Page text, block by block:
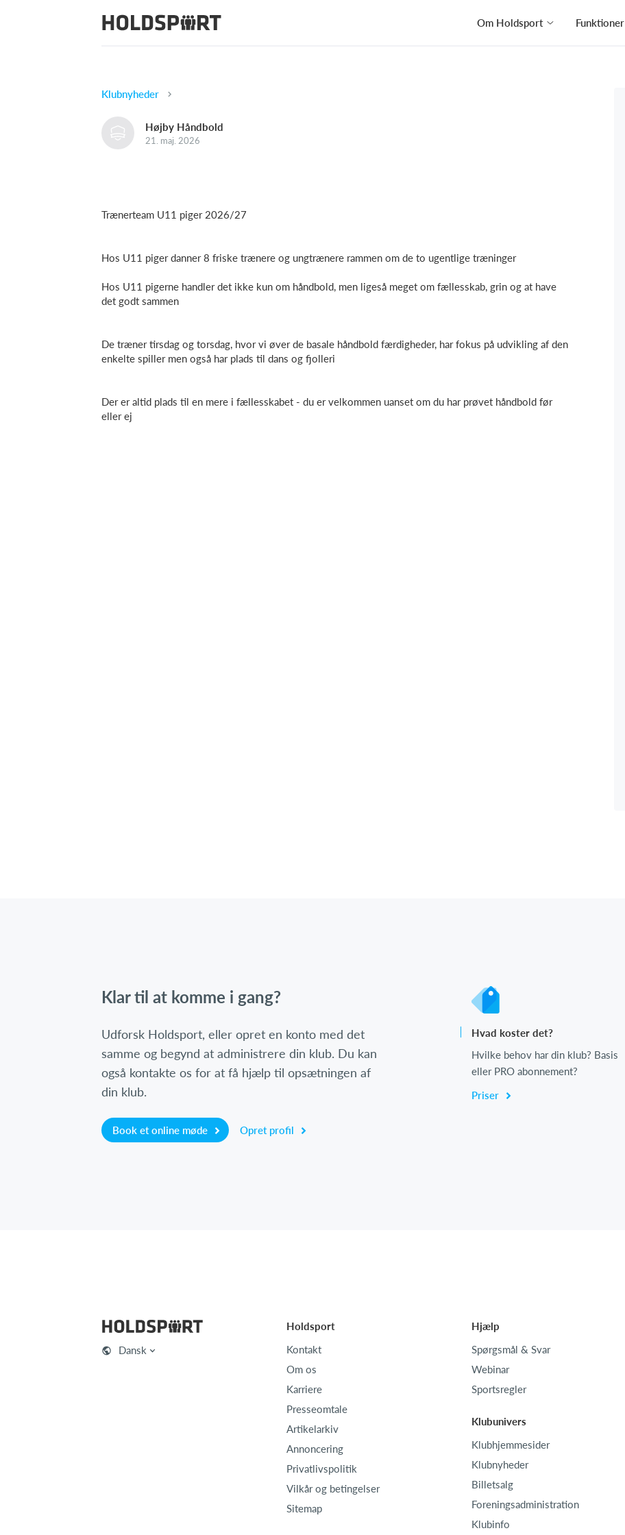
Om Holdsport Funktioner
Klubnyheder
Højby Håndbold
21. maj. 2026
Trænerteam U11 piger 2026/27
Hos U11 piger danner 8 friske trænere og ungtrænere rammen om de to ugentlige træninger
Hos U11 pigerne handler det ikke kun om håndbold, men ligeså meget om fællesskab, grin og at have
det godt sammen
De træner tirsdag og torsdag, hvor vi øver de basale håndbold færdigheder, har fokus på udvikling af den
enkelte spiller men også har plads til dans og fjolleri
Der er altid plads til en mere i fællesskabet - du er velkommen uanset om du har prøvet håndbold før
eller ej
Klar til at komme i gang?
Udforsk Holdsport, eller opret en konto med det
samme og begynd at administrere din klub. Du kan
også kontakte os for at få hjælp til opsætningen af
din klub.
Book et online møde Opret profil
Hvad koster det?
Hvilke behov har din klub? Basis
eller PRO abonnement?
Priser
Dansk
Holdsport
Kontakt
Om os
Karriere
Presseomtale
Artikelarkiv
Annoncering
Privatlivspolitik
Vilkår og betingelser
Sitemap
Hjælp
Spørgsmål & Svar
Webinar
Sportsregler
Klubunivers
Klubhjemmesider
Klubnyheder
Billetsalg
Foreningsadministration
Klubinfo